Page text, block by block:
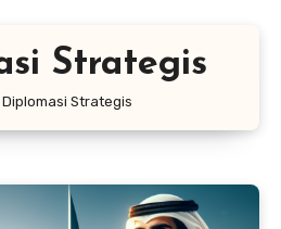
Strategis
Diplomasi Strategis